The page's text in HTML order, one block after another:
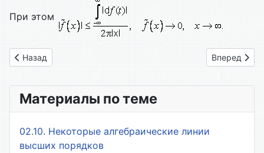
При этом
Предыдущий: 1.7. Двойные ряды Фурье
Назад Следующий:
Вперед
Материалы по теме
02.10. Некоторые алгебраические линии
высших порядков